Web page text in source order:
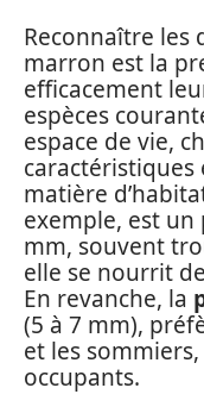
Reconnaître les
marron est la
efficacement
espèces
espace de vie,
caractéristiques
matière
exemple, est
mm, souvent
elle se nourrit
En revanche, la
(5 à 7 mm),
et les
occupants.